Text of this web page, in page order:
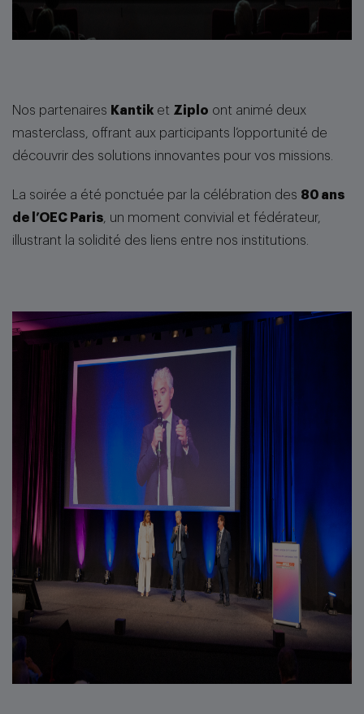
Nos partenaires Kantik et Ziplo ont animé deux
masterclass, offrant aux participants l’opportunité de
découvrir des solutions innovantes pour vos missions.
La soirée a été ponctuée par la célébration des 80 ans
de l’OEC Paris , un moment convivial et fédérateur,
illustrant la solidité des liens entre nos institutions.